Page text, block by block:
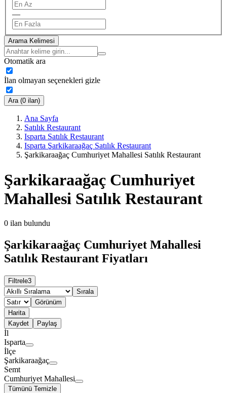
—
Arama Kelimesi
Otomatik ara
İlan olmayan seçenekleri gizle
Ara (0 ilan)
Ana Sayfa
Satılık Restaurant
Isparta Satılık Restaurant
Isparta Şarkikaraağaç Satılık Restaurant
Şarkikaraağaç Cumhuriyet Mahallesi Satılık Restaurant
Şarkikaraağaç Cumhuriyet
Mahallesi Satılık Restaurant
0 ilan bulundu
Şarkikaraağaç Cumhuriyet Mahallesi
Satılık Restaurant Fiyatları
Filtrele3
Sırala
Görünüm
Harita
Kaydet
Paylaş
İl
Isparta
İlçe
Şarkikaraağaç
Semt
Cumhuriyet Mahallesi
Tümünü Temizle